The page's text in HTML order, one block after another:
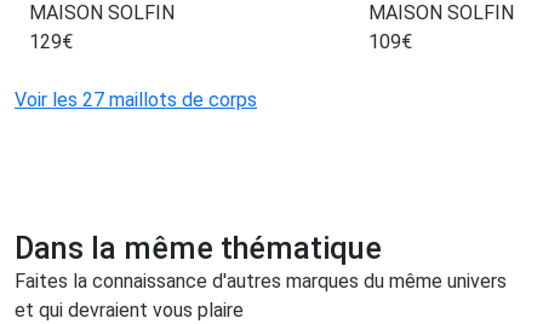
MAISON SOLFIN
129€
MAISON SOLFIN
109€
Voir les 27 maillots de corps
Dans la même thématique
Faites la connaissance d'autres marques du même univers
et qui devraient vous plaire